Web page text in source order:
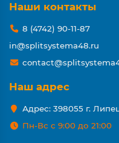
Наши контакты
8 (4742) 90-11-87
in@splitsystema48.ru
Наш адрес
Адрес: 398055 г.
Пн-Вс с 9:00 до 21:00